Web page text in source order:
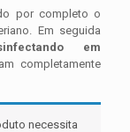
por completo o
Em seguida
em
completamente
necessita